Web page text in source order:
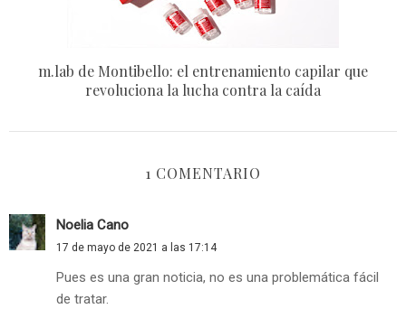
m.lab de Montibello: el entrenamiento capilar que
revoluciona la lucha contra la caída
1 COMENTARIO
Noelia Cano
17 de mayo de 2021 a las 17:14
Pues es una gran noticia, no es una problemática fácil
de tratar.